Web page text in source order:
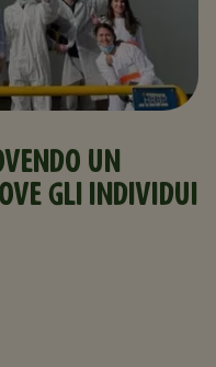
UN
GLI INDIVIDUI